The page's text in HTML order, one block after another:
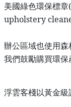
美國綠色環保標章
upholstery
辦公區域也使用森
我們鼓勵購買環保
浮雲客棧以黃金級